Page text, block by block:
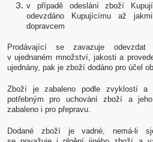
v případě odeslání zboží
odevzdáno Kupujícímu až
dopravcem
Prodávající se zavazuje odevzdat
v ujednaném množství, jakosti a
ujednány, pak je zboží dodáno pro účel
Zboží je zabaleno podle zvyklostí a
potřebným pro uchování zboží a
zabaleno i pro přepravu.
Dodané zboží je vadné, nemá-li